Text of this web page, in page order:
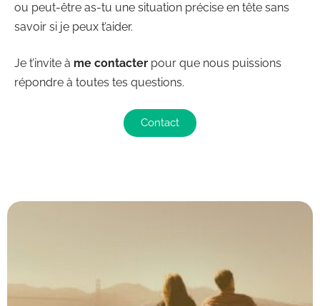
ou peut-être as-tu une situation précise en tête sans
savoir si je peux t’aider.
Je t’invite à me contacter pour que nous puissions
répondre à toutes tes questions.
Contact